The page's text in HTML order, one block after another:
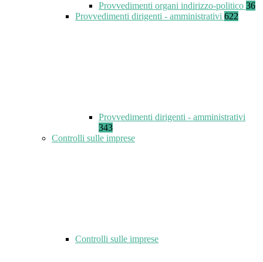
Provvedimenti organi indirizzo-politico 36
Provvedimenti dirigenti - amministrativi 622
Provvedimenti dirigenti - amministrativi
343
Controlli sulle imprese
Controlli sulle imprese